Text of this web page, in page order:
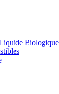
Biologique